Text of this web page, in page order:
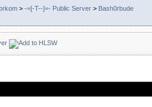
> -=[-T--]=- Public Server > Bash0rbude